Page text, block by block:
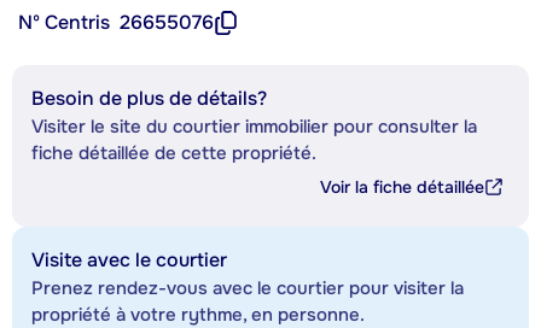
Nº Centris 26655076
Besoin de plus de détails?
Visiter le site du courtier immobilier pour consulter la
fiche détaillée de cette propriété.
Voir la fiche détaillée
Visite avec le courtier
Prenez rendez-vous avec le courtier pour visiter la
propriété à votre rythme, en personne.